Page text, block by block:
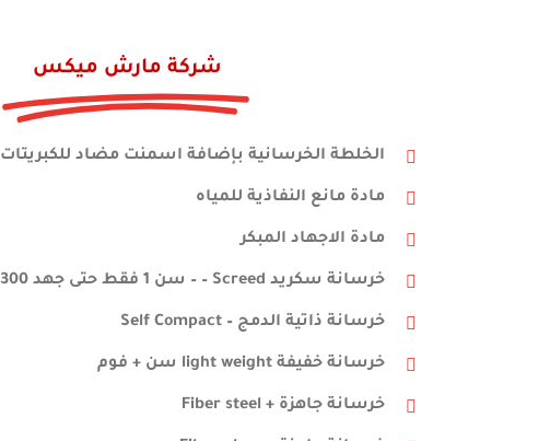
شركة مارش ميكس
الخلطة الخرسانية بإضافة اسمنت مضاد للكبريتات
مادة مانع النفاذية للمياه
مادة الاجهاد المبكر
خرسانة سكريد Screed – – سن 1 فقط حتى جهد 300 كجم
خرسانة ذاتية الدمج – Self Compact
خرسانة خفيفة light weight سن + فوم
خرسانة جاهزة + Fiber steel